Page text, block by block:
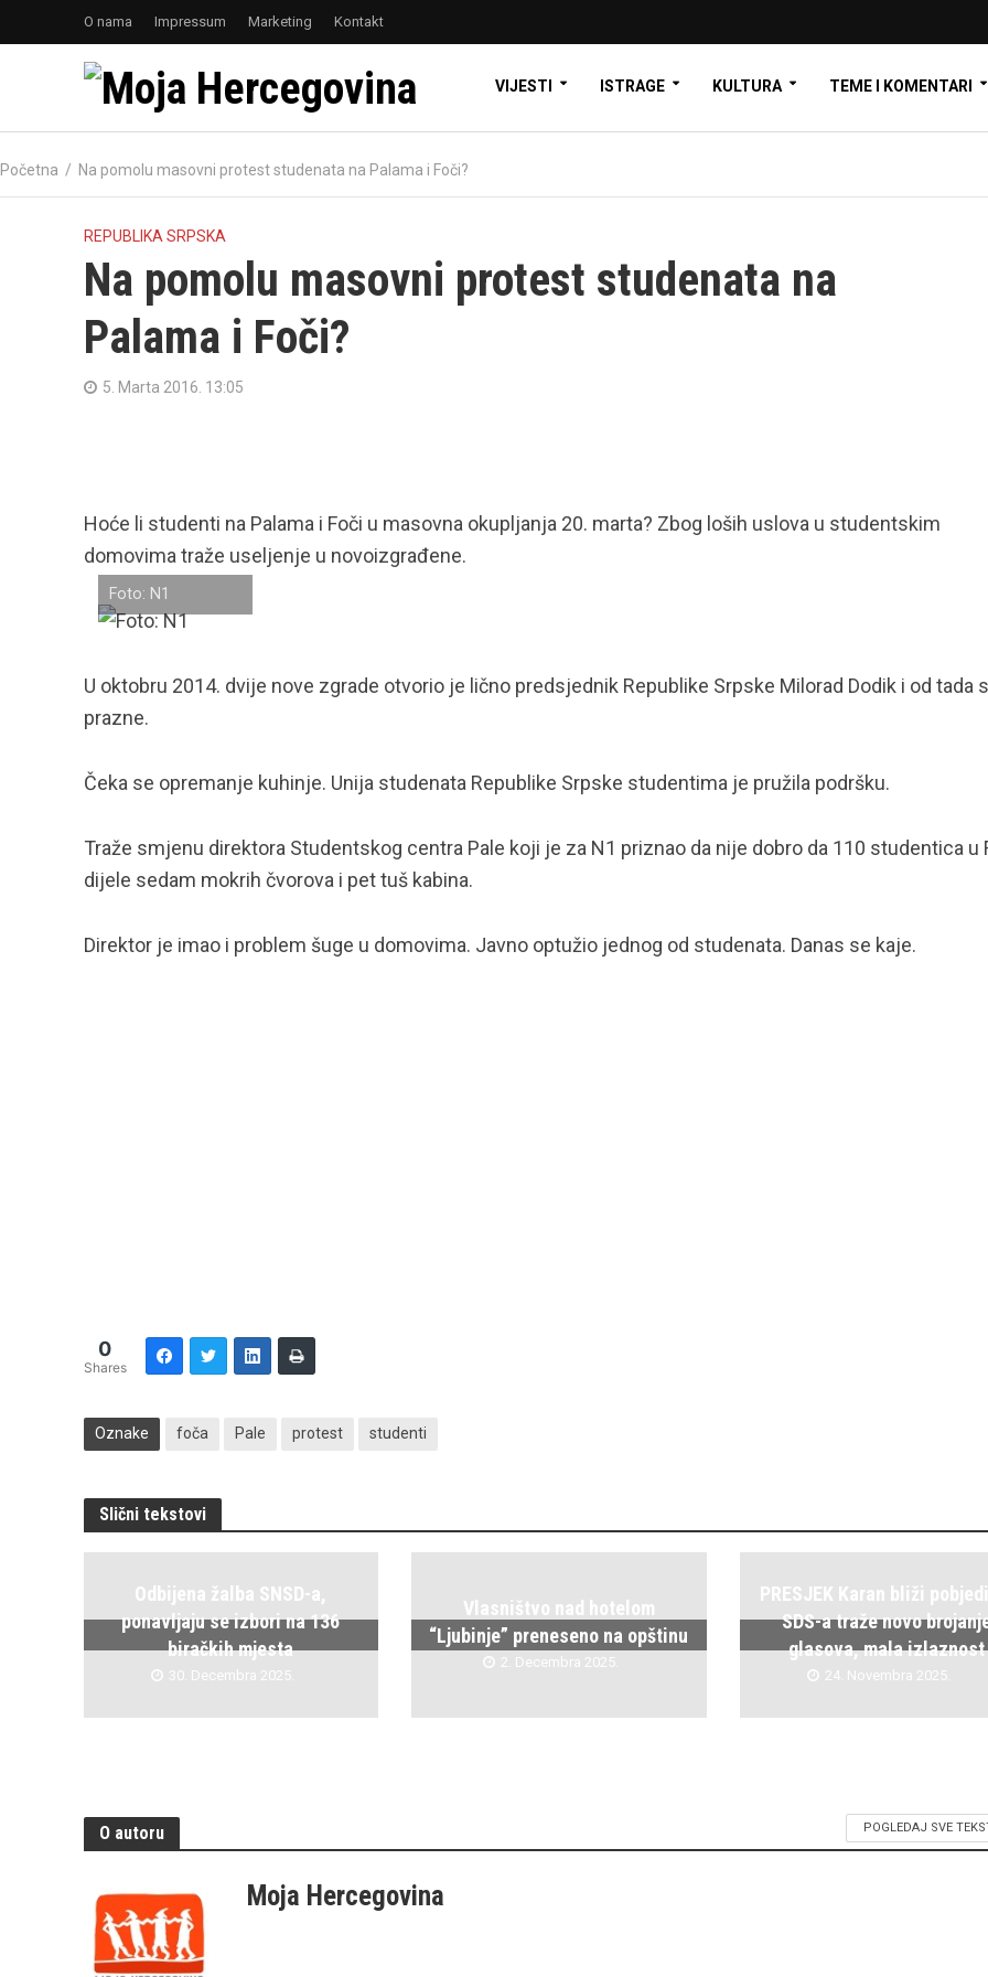
O nama Impressum Marketing Kontakt
VIJESTI ISTRAGE KULTURA TEME I KOMENTARI
Početna / Na pomolu masovni protest studenata na Palama i Foči?
REPUBLIKA SRPSKA
Na pomolu masovni protest studenata na
Palama i Foči?
5. Marta 2016. 13:05
Hoće li studenti na Palama i Foči u masovna okupljanja 20. marta? Zbog loših uslova u studentskim
domovima traže useljenje u novoizgrađene.
Foto: N1
U oktobru 2014. dvije nove zgrade otvorio je lično predsjednik Republike Srpske Milorad Dodik i od tada
prazne.
Čeka se opremanje kuhinje. Unija studenata Republike Srpske studentima je pružila podršku.
Traže smjenu direktora Studentskog centra Pale koji je za N1 priznao da nije dobro da 110 studentica u
dijele sedam mokrih čvorova i pet tuš kabina.
Direktor je imao i problem šuge u domovima. Javno optužio jednog od studenata. Danas se kaje.
0
Shares
Oznake foča Pale protest studenti
Slični tekstovi
Odbijena žalba SNSD-a,
ponavljaju se izbori na 136
biračkih mjesta
30. Decembra 2025.
Vlasništvo nad hotelom
“Ljubinje” preneseno na opštinu
2. Decembra 2025.
PRESJEK Karan bliži
SDS-a traže novo
glasova, mala izlaznost
24. Novembra 2025.
O autoru POGLEDAJ SVE
Moja Hercegovina